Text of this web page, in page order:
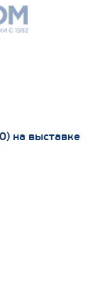
на выставке